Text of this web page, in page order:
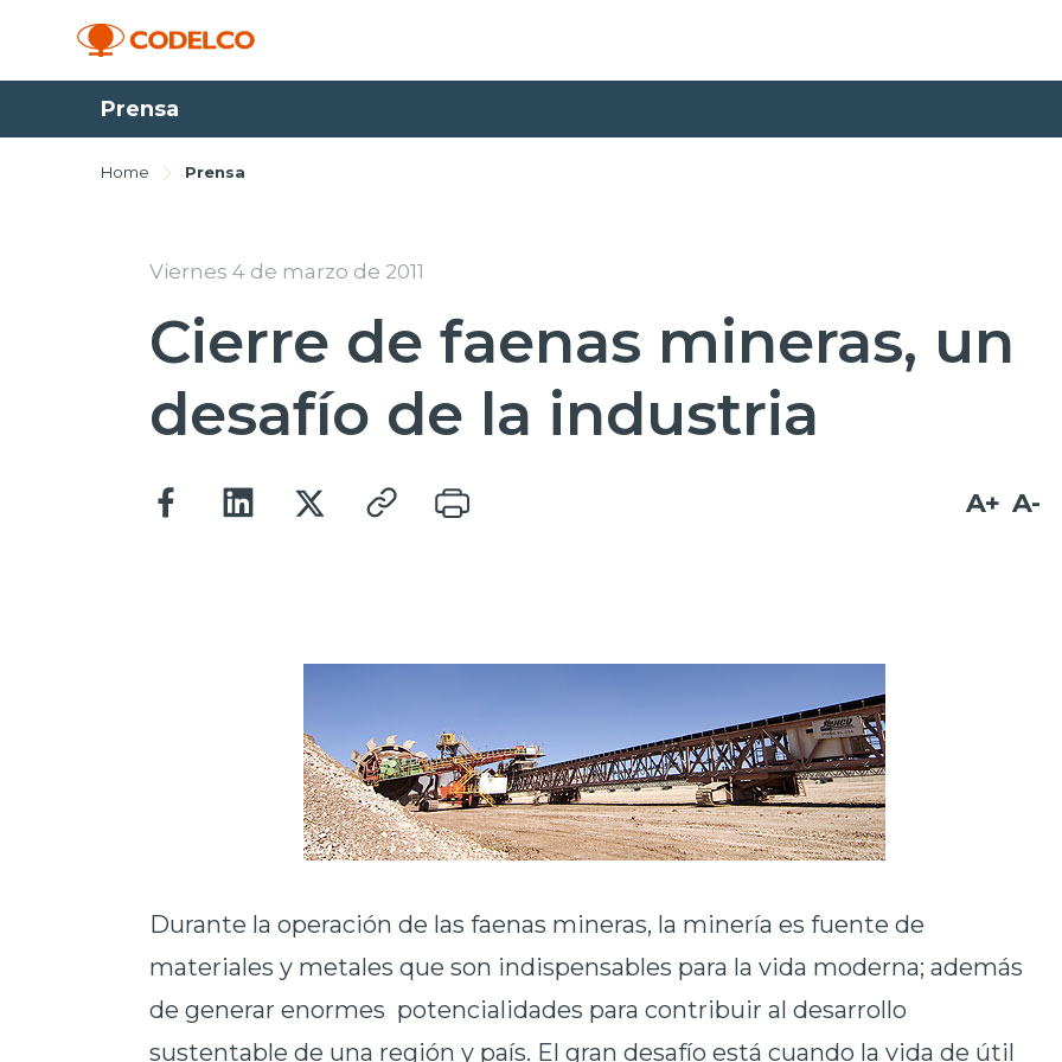
Prensa
Home Prensa
Viernes 4 de marzo de 2011
Cierre de faenas mineras, un
desafío de la industria
A+ A-
Durante la operación de las faenas mineras, la minería es fuente de
materiales y metales que son indispensables para la vida moderna; además
de generar enormes potencialidades para contribuir al desarrollo
sustentable de una región y país. El gran desafío está cuando la vida de útil